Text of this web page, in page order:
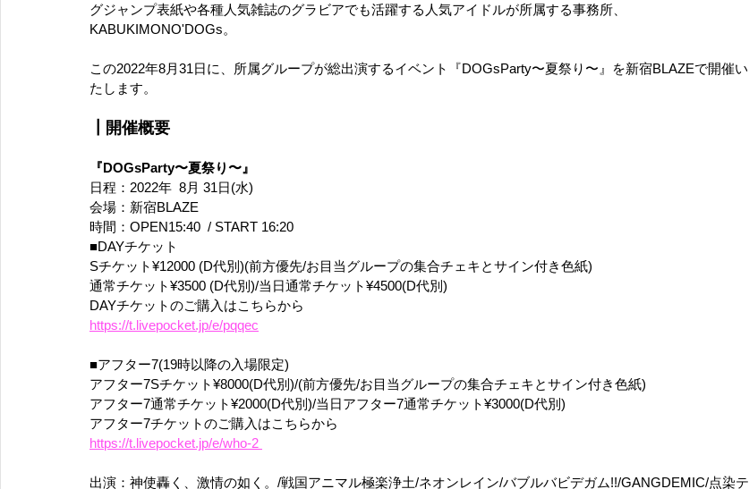
グジャンプ表紙や各種人気雑誌のグラビアでも活躍する人気アイドルが所属する事務所、
KABUKIMONO'DOGs。
この2022年8月31日に、所属グループが総出演するイベント『DOGsParty〜夏祭り〜』を新宿BLAZEで開催い
たします。
┃開催概要
『DOGsParty〜夏祭り〜』
日程：2022年  8月 31日(水)
会場：新宿BLAZE
時間：OPEN15:40  / START 16:20
■DAYチケット
Sチケット¥12000 (D代別)(前方優先/お目当グループの集合チェキとサイン付き色紙)
通常チケット¥3500 (D代別)/当日通常チケット¥4500(D代別)
DAYチケットのご購入はこちらから
https://t.livepocket.jp/e/pqqec
■アフター7(19時以降の入場限定)
アフター7Sチケット¥8000(D代別)/(前方優先/お目当グループの集合チェキとサイン付き色紙)
アフター7通常チケット¥2000(D代別)/当日アフター7通常チケット¥3000(D代別)
アフター7チケットのご購入はこちらから
https://t.livepocket.jp/e/who-2
出演：神使轟く、激情の如く。/戦国アニマル極楽浄土/ネオンレイン/バブルバビデガム!!/GANGDEMIC/点染テ